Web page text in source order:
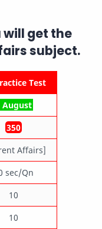
get the
subject.
Test
August
350
Affairs]
sec/Qn
10
10